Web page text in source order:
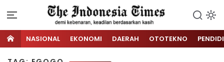
NASIONAL EKONOMI DAERAH OTOTEKNO